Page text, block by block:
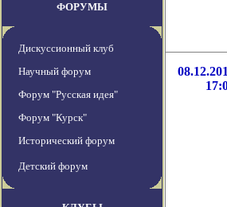
ФОРУМЫ
Дискуссионный клуб
Научный форум
Форум "Русская идея"
Форум "Курск"
Исторический форум
Детский форум